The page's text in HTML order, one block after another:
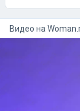
Видео на